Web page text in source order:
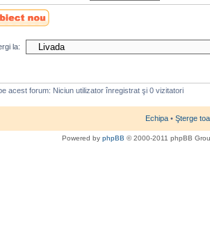
un subiect
la:
acest forum: Niciun utilizator înregistrat şi 0 vizitatori
Echipa • Şterge
Powered by phpBB © 2000-2011 phpBB